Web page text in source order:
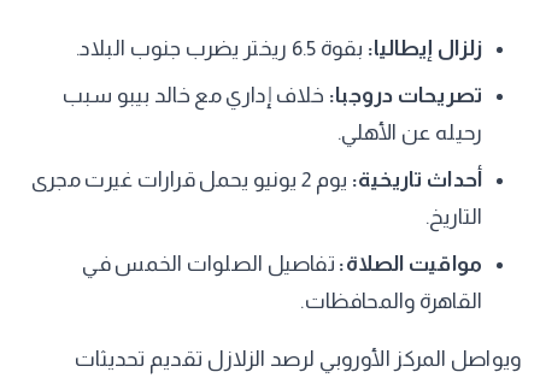
زلزال إيطاليا: بقوة 6.5 ريختر يضرب جنوب البلاد.
تصريحات دروجبا: خلاف إداري مع خالد بيبو سبب
رحيله عن الأهلي.
أحداث تاريخية:
يوم 2 يونيو يحمل قرارات غيرت مجرى
التاريخ.
مواقيت الصلاة: تفاصيل الصلوات الخمس في
القاهرة والمحافظات.
ويواصل المركز الأوروبي لرصد الزلازل تقديم تحديثات